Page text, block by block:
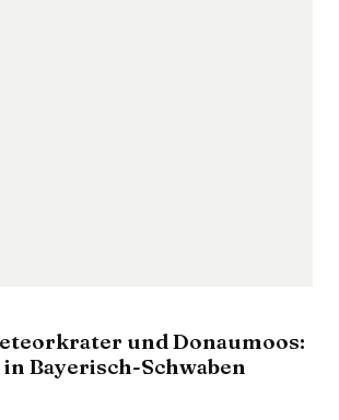
und Donaumoos:
Bayerisch-Schwaben